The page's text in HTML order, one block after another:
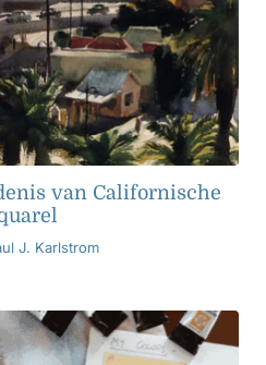
van Californische
J. Karlstrom